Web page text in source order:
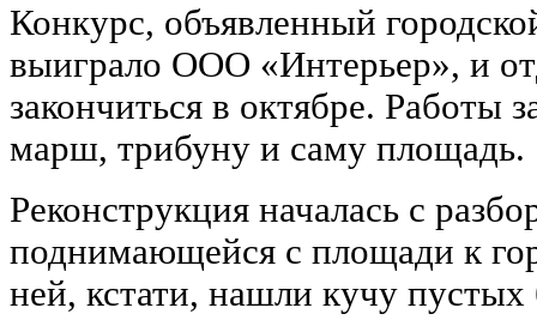
Конкурс, объявленный
выиграло ООО «Интерьер», и
закончиться в октябре. Работы
марш, трибуну и саму площадь.
Реконструкция началась с
поднимающейся с площади к
ней, кстати, нашли кучу пустых